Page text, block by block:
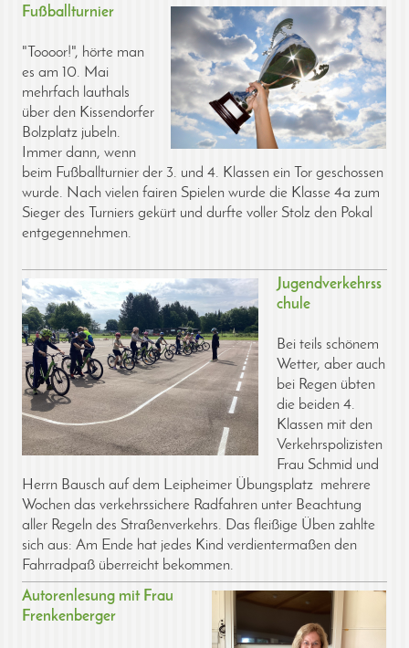
Fußballturnier
"Toooor!", hörte man
es am 10. Mai
mehrfach lauthals
über den Kissendorfer
Bolzplatz jubeln.
Immer dann, wenn
beim Fußballturnier der 3. und 4. Klassen ein Tor geschossen
wurde. Nach vielen fairen Spielen wurde die Klasse 4a zum
Sieger des Turniers gekürt und durfte voller Stolz den Pokal
entgegennehmen.
Jugendverkehrss
chule
Bei teils schönem
Wetter, aber auch
bei Regen übten
die beiden 4.
Klassen mit den
Verkehrspolizisten
Frau Schmid und
Herrn Bausch auf dem Leipheimer Übungsplatz mehrere
Wochen das verkehrssichere Radfahren unter Beachtung
aller Regeln des Straßenverkehrs. Das fleißige Üben zahlte
sich aus: Am Ende hat jedes Kind verdientermaßen den
Fahrradpaß überreicht bekommen.
Autorenlesung mit Frau
Frenkenberger